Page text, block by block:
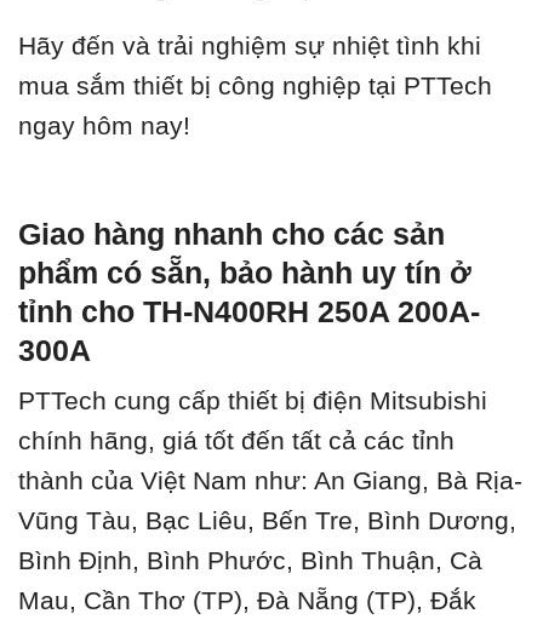
Hãy đến và trải nghiệm sự nhiệt tình khi
mua sắm thiết bị công nghiệp tại PTTech
ngay hôm nay!
Giao hàng nhanh cho các sản
phẩm có sẵn, bảo hành uy tín ở
tỉnh cho TH-N400RH 250A 200A-
300A
PTTech cung cấp thiết bị điện Mitsubishi
chính hãng, giá tốt đến tất cả các tỉnh
thành của Việt Nam như: An Giang, Bà Rịa-
Vũng Tàu, Bạc Liêu, Bến Tre, Bình Dương,
Bình Định, Bình Phước, Bình Thuận, Cà
Mau, Cần Thơ (TP), Đà Nẵng (TP), Đắk